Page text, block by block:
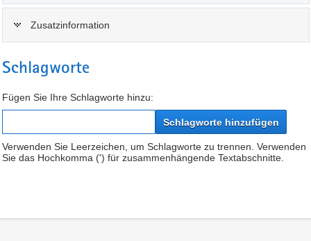
Zusatzinformation
Schlagworte
Fügen Sie Ihre Schlagworte hinzu:
Schlagworte hinzufügen
Verwenden Sie Leerzeichen, um Schlagworte zu trennen. Verwenden
Sie das Hochkomma (') für zusammenhängende Textabschnitte.